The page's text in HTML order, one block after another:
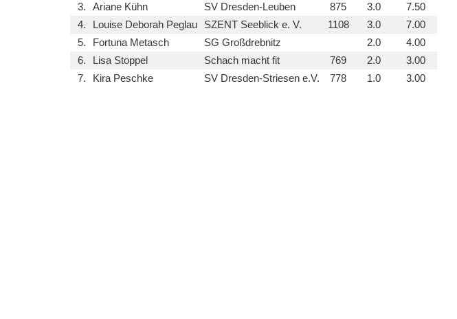
3.
Ariane Kühn SV Dresden-Leuben 875 3.0
7.50
4.
Louise Deborah Peglau SZENT Seeblick e. V. 1108 3.0
7.00
5.
Fortuna Metasch SG Großdrebnitz 2.0
4.00
6.
Lisa Stoppel Schach macht fit 769 2.0
3.00
7.
Kira Peschke SV Dresden-Striesen e.V. 778 1.0 3.00